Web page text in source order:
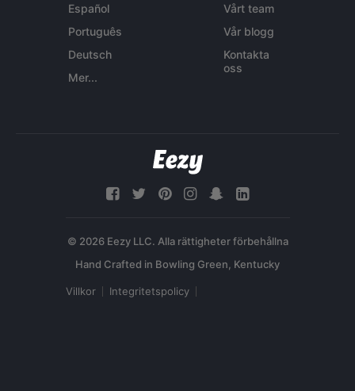
Español
Português
Deutsch
Mer...
Vårt team
Vår blogg
Kontakta
oss
© 2026 Eezy LLC. Alla rättigheter förbehållna
Villkor Integritetspolicy